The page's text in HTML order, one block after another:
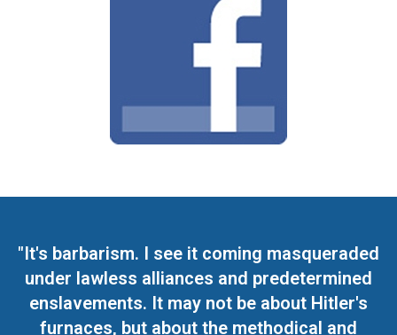
"It's barbarism. I see it coming masqueraded
under lawless alliances and predetermined
enslavements. It may not be about Hitler's
furnaces, but about the methodical and